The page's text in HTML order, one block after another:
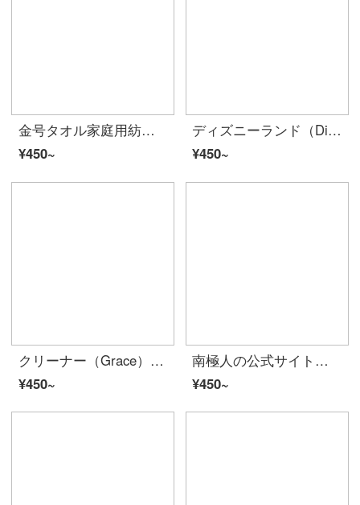
金号タオル家庭用紡績A類純綿タオル4枚入り
¥450~
ディズニーランド（Dispney）タオル家紡Frozen氷と雪の女王Elsa童巾A類純綿ガーゼの赤ちゃん3本がブルー/ピンク/紫40 g/本が25*50 cm/枚入ります。
¥450~
クリーナー（Grace）Aタイプのベビータオル6枚に純綿6枚の泡を入れ、ガーゼの子供用ナプキン（蘭＋緑＋黄）*2 50*30 cm 35 g/枚
¥450~
南極人の公式サイトでは、新しい子供用タオルの綿のガーゼの顔を洗って、赤ちゃん用タオルの柔軟な吸水性家庭用新生児用のベビー風呂用のウサギの4つのセットがあります。
¥450~